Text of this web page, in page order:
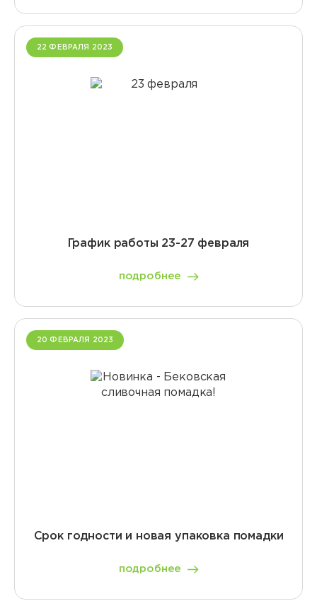
22 ФЕВРАЛЯ 2023
График работы 23-27 февраля
подробнее
20 ФЕВРАЛЯ 2023
Срок годности и новая упаковка помадки
подробнее